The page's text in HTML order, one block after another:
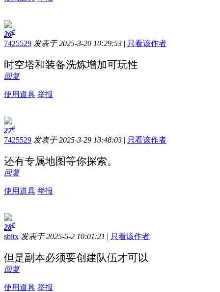
26#
7425529 发表于 2025-3-20 10:29:53 | 只看该作者
时空塔和装备洗炼增加可玩性
回复
使用道具 举报
27#
7425529 发表于 2025-3-29 13:48:03 | 只看该作者
还有专属地图等你探索。
回复
使用道具 举报
28#
sbitx 发表于 2025-5-2 10:01:21 | 只看该作者
但是副本必须要创建队伍才可以
回复
使用道具 举报